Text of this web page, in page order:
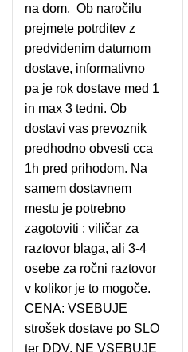
na dom. Ob naročilu
prejmete potrditev z
predvidenim datumom
dostave, informativno
pa je rok dostave med 1
in max 3 tedni. Ob
dostavi vas prevoznik
predhodno obvesti cca
1h pred prihodom. Na
samem dostavnem
mestu je potrebno
zagotoviti : viličar za
raztovor blaga, ali 3-4
osebe za ročni raztovor
v kolikor je to mogoče.
CENA: VSEBUJE
strošek dostave po SLO
ter DDV, NE VSEBUJE